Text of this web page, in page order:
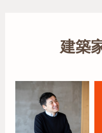
建築